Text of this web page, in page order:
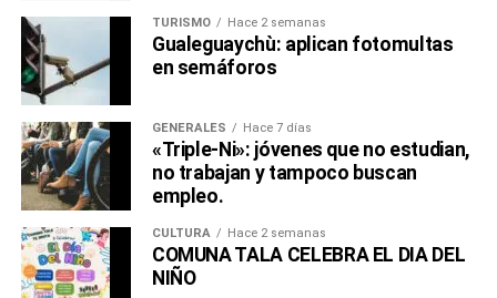
TURISMO Hace 2 semanas
Gualeguaychù: aplican fotomultas
en semáforos
GENERALES Hace 7 días
«Triple-Ni»: jóvenes que no estudian,
no trabajan y tampoco buscan
empleo.
CULTURA Hace 2 semanas
COMUNA TALA CELEBRA EL DIA DEL
NIÑO